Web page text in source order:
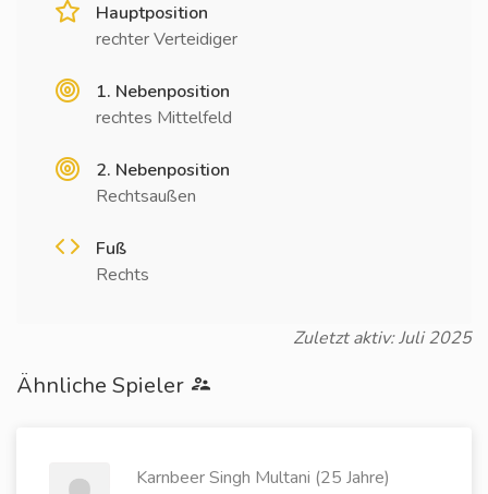
Hauptposition
rechter Verteidiger
1. Nebenposition
rechtes Mittelfeld
2. Nebenposition
Rechtsaußen
Fuß
Rechts
Zuletzt aktiv: Juli 2025
Ähnliche Spieler
Karnbeer Singh Multani (25 Jahre)